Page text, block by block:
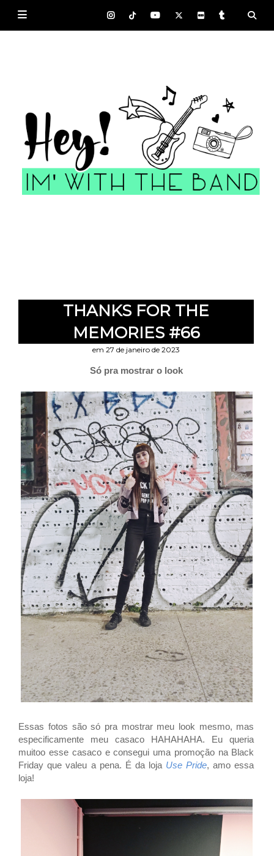
THANKS FOR THE
MEMORIES #66
em 27 de janeiro de 2023
Só pra mostrar o look
Essas fotos são só pra mostrar meu look mesmo, mas
especificamente meu casaco HAHAHAHA. Eu queria
muitoo esse casaco e consegui uma promoção na Black
Friday que valeu a pena. É da loja Use Pride, amo essa
loja!